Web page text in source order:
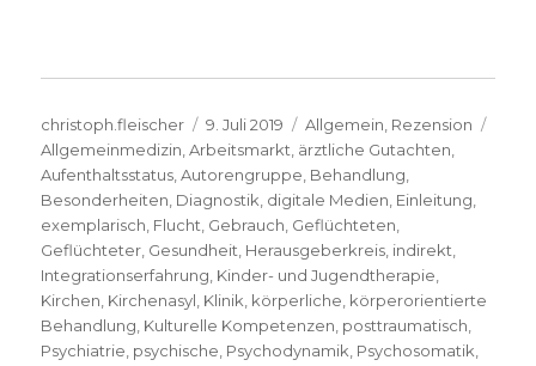
Autor
christoph.fleischer
Veröffentlicht
am
9. Juli 2019 Kategorien
Allgemein Rezension
Allgemeinmedizin ,Arbeitsmarkt ärztliche Gutachten
Aufenthaltsstatus ,Autorengruppe Behandlung
Besonderheiten Diagnostik digitale Medien Einleitung
exemplarisch Flucht Gebrauch Geflüchteten
Geflüchteter Gesundheit Herausgeberkreis indirekt
Integrationserfahrung Kinder- und Jugendtherapie
Kirchen Kirchenasyl Klinik körperliche körperorientierte
Behandlung Kulturelle Kompetenzen posttraumatisch
Psychiatrie psychische Psychodynamik Psychosomatik